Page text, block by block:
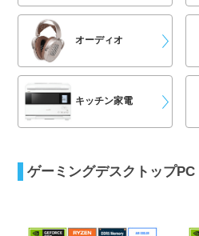
オーディオ
キッチン家電
ゲーミングデスクトップPC